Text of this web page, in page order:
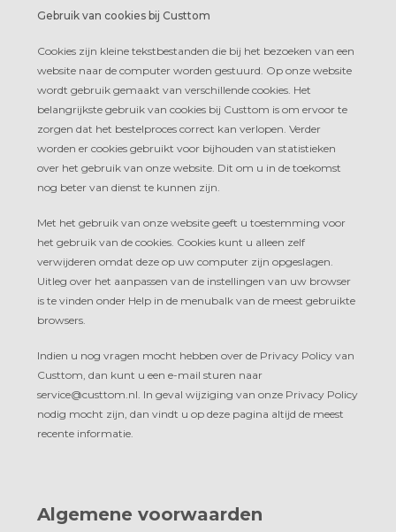
Gebruik van cookies bij Custtom
Cookies zijn kleine tekstbestanden die bij het bezoeken van een
website naar de computer worden gestuurd. Op onze website
wordt gebruik gemaakt van verschillende cookies. Het
belangrijkste gebruik van cookies bij Custtom is om ervoor te
zorgen dat het bestelproces correct kan verlopen. Verder
worden er cookies gebruikt voor bijhouden van statistieken
over het gebruik van onze website. Dit om u in de toekomst
nog beter van dienst te kunnen zijn.
Met het gebruik van onze website geeft u toestemming voor
het gebruik van de cookies. Cookies kunt u alleen zelf
verwijderen omdat deze op uw computer zijn opgeslagen.
Uitleg over het aanpassen van de instellingen van uw browser
is te vinden onder Help in de menubalk van de meest gebruikte
browsers.
Indien u nog vragen mocht hebben over de Privacy Policy van
Custtom, dan kunt u een e-mail sturen naar
service@custtom.nl. In geval wijziging van onze Privacy Policy
nodig mocht zijn, dan vindt u op deze pagina altijd de meest
recente informatie.
Algemene voorwaarden